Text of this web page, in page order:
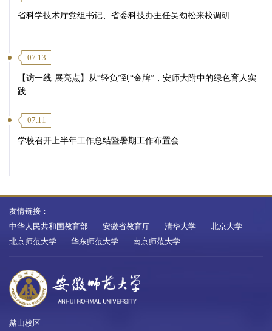
省科学技术厅党组书记、省委科技办主任吴劲松来校调研
07.13
【访一线·展亮点】从“轻负”到“金牌”，安师大附中的绿色育人实
践
07.11
学校召开上半年工作总结暨暑期工作布置会
友情链接：
中华人民共和国教育部
安徽省教育厅 清华大学
北京大学
北京师范大学
华东师范大学 南京师范大学
赭山校区